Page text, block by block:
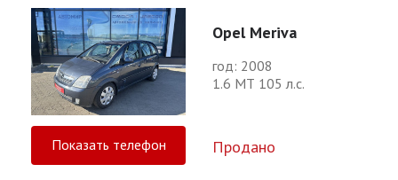
Opel Meriva
год: 2008
1.6 МТ 105 л.с.
Показать телефон Продано